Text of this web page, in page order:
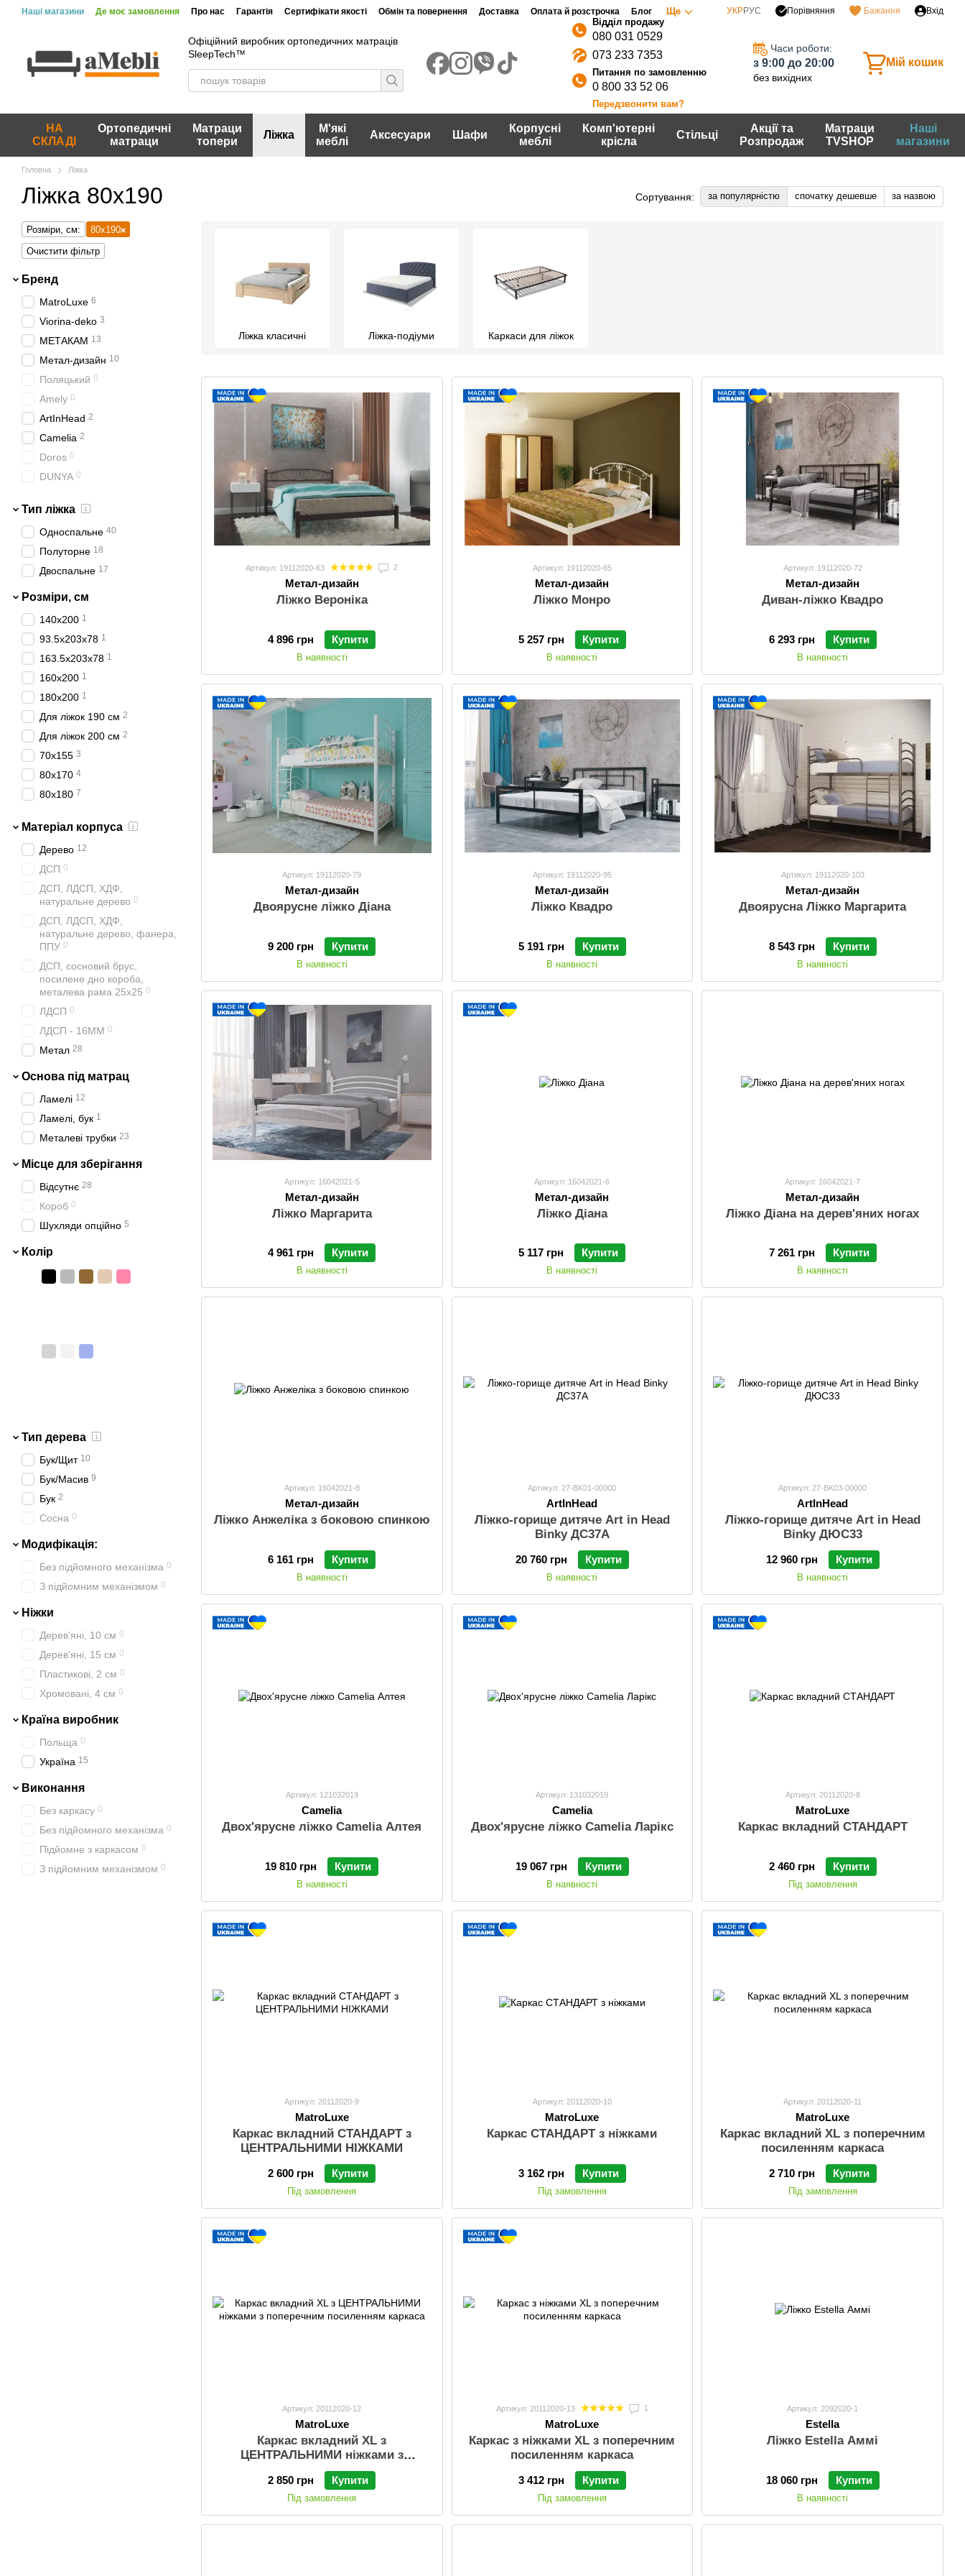
Перейти до основного контенту
Наші магазини Де моє замовлення Про нас Гарантія Сертифікати якості Обмін та повернення Доставка Оплата й розстрочка Блог Ще УКРРУС Порівняння Бажання Вхід
Офіційний виробник ортопедичних матраців
SleepTech™
080 031 0529
073 233 7353
0 800 33 52 06
Передзвонити вам?
Часи роботи:
з 9:00 до 20:00
без вихідних
Мій кошик
НА
СКЛАДІ
Ортопедичні
матраци
Матраци
топери
Ліжка
М'які
меблі
Аксесуари Шафи
Корпусні
меблі
Комп'ютерні
крісла
Стільці
Акції та
Розпродаж
Матраци
TVSHOP
Наші
магазини
Головна Ліжка
Ліжка 80х190 Сортування: за популярністю спочатку дешевше за назвою
Ліжка класичні Ліжка-подіуми Каркаси для ліжок
Артикул: 19112020-63 2
Метал-дизайн
Ліжко Вероніка
4 896 грн Купити
В наявності
Артикул: 19112020-65
Метал-дизайн
Ліжко Монро
5 257 грн Купити
В наявності
Артикул: 19112020-72
Метал-дизайн
Диван-ліжко Квадро
6 293 грн Купити
В наявності
Артикул: 19112020-79
Метал-дизайн
Двоярусне ліжко Діана
9 200 грн Купити
В наявності
Артикул: 19112020-95
Метал-дизайн
Ліжко Квадро
5 191 грн Купити
В наявності
Артикул: 19112020-103
Метал-дизайн
Двоярусна Ліжко Маргарита
8 543 грн Купити
В наявності
Артикул: 16042021-5
Метал-дизайн
Ліжко Маргарита
4 961 грн Купити
В наявності
Артикул: 16042021-6
Метал-дизайн
Ліжко Діана
5 117 грн Купити
В наявності
Артикул: 16042021-7
Метал-дизайн
Ліжко Діана на дерев'яних ногах
7 261 грн Купити
В наявності
Артикул: 16042021-8
Метал-дизайн
Ліжко Анжеліка з боковою спинкою
6 161 грн Купити
В наявності
Артикул: 27-BK01-00000
ArtInHead
Ліжко-горище дитяче Art in Head
Binky ДС37А
20 760 грн Купити
В наявності
Артикул: 27-BK03-00000
ArtInHead
Ліжко-горище дитяче Art in Head
Binky ДЮС33
12 960 грн Купити
В наявності
Артикул: 121032019
Camelia
Двох'ярусне ліжко Camelia Алтея
19 810 грн Купити
В наявності
Артикул: 131032019
Camelia
Двох'ярусне ліжко Camelia Ларікс
19 067 грн Купити
В наявності
Артикул: 20112020-8
MatroLuxe
Каркас вкладний СТАНДАРТ
2 460 грн Купити
Під замовлення
Артикул: 20112020-9
MatroLuxe
Каркас вкладний СТАНДАРТ з
ЦЕНТРАЛЬНИМИ НІЖКАМИ
2 600 грн Купити
Під замовлення
Артикул: 20112020-10
MatroLuxe
Каркас СТАНДАРТ з ніжками
3 162 грн Купити
Під замовлення
Артикул: 20112020-11
MatroLuxe
Каркас вкладний XL з поперечним
посиленням каркаса
2 710 грн Купити
Під замовлення
Артикул: 20112020-12
MatroLuxe
Каркас вкладний XL з
ЦЕНТРАЛЬНИМИ ніжками з
поперечним посиленням каркаса
2 850 грн Купити
Під замовлення
Артикул: 20112020-13 1
MatroLuxe
Каркас з ніжками XL з поперечним
посиленням каркаса
3 412 грн Купити
Під замовлення
Артикул: 2092020-1
Estella
Ліжко Estella Аммі
18 060 грн Купити
В наявності
Розміри, см:
80х190
Очистити фільтр
Бренд
MatroLuxe 6
Viorina-deko 3
МЕТАКАМ 13
Метал-дизайн 10
Поляцький 0
Amely 0
ArtInHead 2
Camelia 2
Doros 0
DUNYA 0
LuxeStudio
MiroMark 0
Novelty 0
Sofyno 0
Stemma
Тип ліжка
Односпальне 40
Полуторне 18
Двоспальне 17
Розміри, см
140x200 1
93.5х203х78 1
163.5х203х78 1
160x200 1
180x200 1
Для ліжок 190 см 2
Для ліжок 200 см 2
70х155 3
80х170 4
80х180 7
80х200 37
90х190 53
90х200
120х190 52
120х200
140х190
140х200
160х190 67
160х200 144
180х190
180х200 128
200х200
Матеріал корпуса
Дерево 12
ДСП 0
ДСП, ЛДСП, ХДФ,
натуральне дерево 0
ДСП, ЛДСП, ХДФ,
натуральне дерево, фанера,
ППУ 0
ДСП, сосновий брус,
посилене дно короба,
металева рама 25х25 0
ЛДСП 0
ЛДСП - 16ММ 0
Метал 28
Основа під матрац
Ламелі 12
Ламелі, бук 1
Металеві трубки 23
Місце для зберігання
Відсутнє 28
Короб 0
Шухляди опційно 5
Колір
Тип дерева
Бук/Щит 10
Бук/Масив 9
Бук 2
Сосна 0
Модифікація:
Без підйомного механізма 0
З підйомним механізмом 0
Ніжки
Дерев'яні, 10 см 0
Дерев'яні, 15 см 0
Пластикові, 2 см 0
Хромовані, 4 см 0
Країна виробник
Польща 0
Україна 15
Виконання
Без каркасу 0
Без підйомного механізма 0
Підйомне з каркасом 0
З підйомним механізмом 0